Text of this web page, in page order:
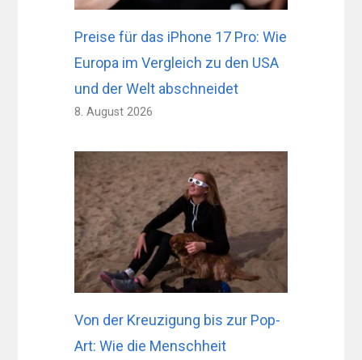
Preise für das iPhone 17 Pro: Wie
Europa im Vergleich zu den USA
und der Welt abschneidet
8. August 2026
Von der Kreuzigung bis zur Pop-
Art: Wie die Menschheit